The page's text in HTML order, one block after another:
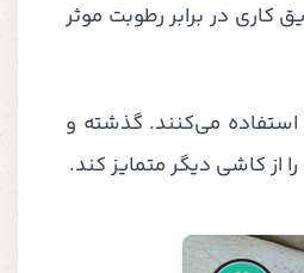
کاری در برابر رطوبت موثر
می‌کنند. گذشته و
از کاشی دیگر متمایز کند.